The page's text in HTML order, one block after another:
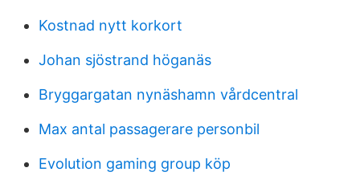
Kostnad nytt korkort
Johan sjöstrand höganäs
Bryggargatan nynäshamn vårdcentral
Max antal passagerare personbil
Evolution gaming group köp